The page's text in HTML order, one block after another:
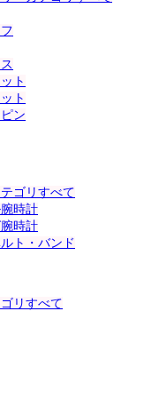
ト
ト
ン
ゴリすべて
時計
時計
ト・バンド
リすべて